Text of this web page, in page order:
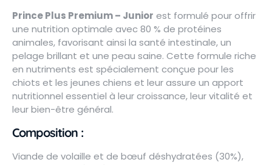
Prince Plus Premium – Junior est formulé pour offrir
une nutrition optimale avec 80 % de protéines
animales, favorisant ainsi la santé intestinale, un
pelage brillant et une peau saine. Cette formule riche
en nutriments est spécialement conçue pour les
chiots et les jeunes chiens et leur assure un apport
nutritionnel essentiel à leur croissance, leur vitalité et
leur bien-être général.
Composition :
Viande de volaille et de bœuf déshydratées (30%),